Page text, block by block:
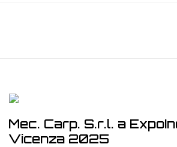
Mec. Carp. S.r.l. a
Vicenza 2025